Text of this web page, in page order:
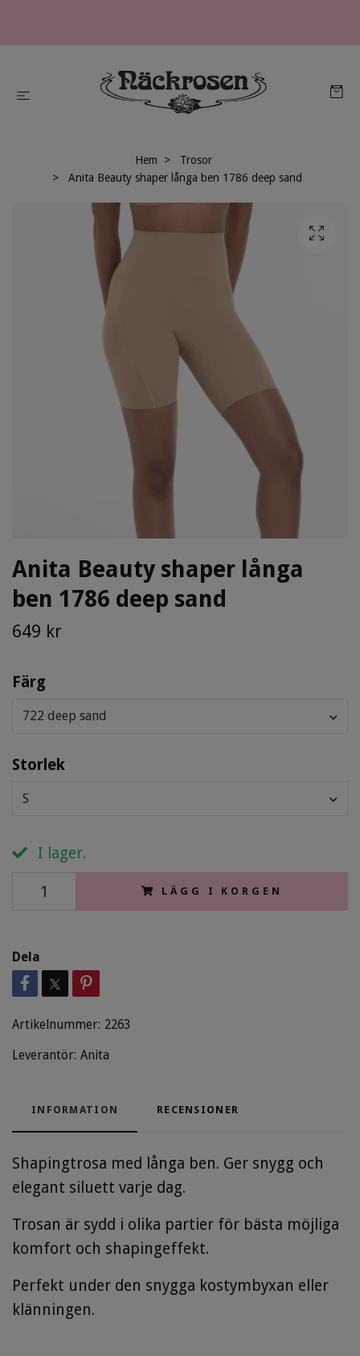
Hem
Trosor
Anita Beauty shaper långa ben 1786 deep sand
Anita Beauty shaper långa
ben 1786 deep sand
649 kr
Färg
722 deep sand
Storlek
S
I lager.
LÄGG I KORGEN
Dela
Artikelnummer: 2263
Leverantör: Anita
INFORMATION RECENSIONER
Shapingtrosa med långa ben. Ger snygg och
elegant siluett varje dag.
Trosan är sydd i olika partier för bästa möjliga
komfort och shapingeffekt.
Perfekt under den snygga kostymbyxan eller
klänningen.